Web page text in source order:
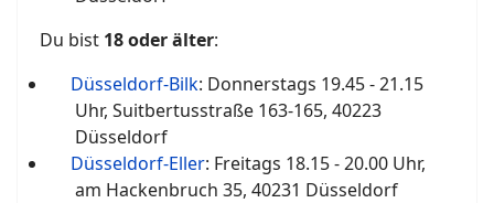
Du bist 18 oder älter:
Düsseldorf-Bilk: Donnerstags 19.45 - 21.15
Uhr, Suitbertusstraße 163-165, 40223
Düsseldorf
Düsseldorf-Eller: Freitags 18.15 - 20.00 Uhr,
am Hackenbruch 35, 40231 Düsseldorf